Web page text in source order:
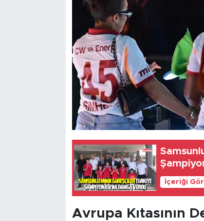
İçeriği
Avrupa Kıtasının